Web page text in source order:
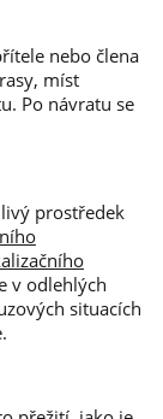
nebo člena
míst
Po návratu se
prostředek
v odlehlých
situacích